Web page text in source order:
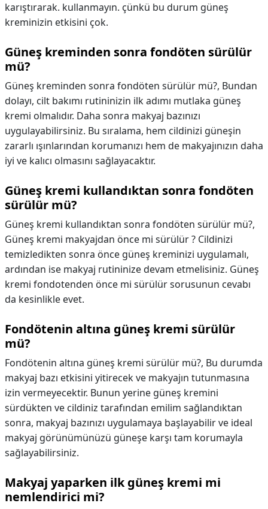
karıştırarak. kullanmayın. çünkü bu durum güneş
kreminizin etkisini çok.
Güneş kreminden sonra fondöten sürülür
mü?
Güneş kreminden sonra fondöten sürülür mü?, Bundan
dolayı, cilt bakımı rutininizin ilk adımı mutlaka güneş
kremi olmalıdır. Daha sonra makyaj bazınızı
uygulayabilirsiniz. Bu sıralama, hem cildinizi güneşin
zararlı ışınlarından korumanızı hem de makyajınızın daha
iyi ve kalıcı olmasını sağlayacaktır.
Güneş kremi kullandıktan sonra fondöten
sürülür mü?
Güneş kremi kullandıktan sonra fondöten sürülür mü?,
Güneş kremi makyajdan önce mi sürülür ? Cildinizi
temizledikten sonra önce güneş kreminizi uygulamalı,
ardından ise makyaj rutininize devam etmelisiniz. Güneş
kremi fondotenden önce mi sürülür sorusunun cevabı
da kesinlikle evet.
Fondötenin altına güneş kremi sürülür
mü?
Fondötenin altına güneş kremi sürülür mü?, Bu durumda
makyaj bazı etkisini yitirecek ve makyajın tutunmasına
izin vermeyecektir. Bunun yerine güneş kremini
sürdükten ve cildiniz tarafından emilim sağlandıktan
sonra, makyaj bazınızı uygulamaya başlayabilir ve ideal
makyaj görünümünüzü güneşe karşı tam korumayla
sağlayabilirsiniz.
Makyaj yaparken ilk güneş kremi mi
nemlendirici mi?